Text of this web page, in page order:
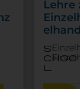
Lehre
s
choo
l